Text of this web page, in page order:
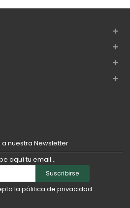
+
+
+
+
nuestra Newsletter
aquí tu email...
Suscribirse
la pólitica de privacidad